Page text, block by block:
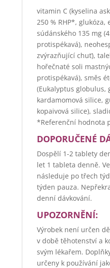
vitamin C (kyselina
250 % RHP*,
súdánského 135 mg
protispékavá),
zvýrazňující chuť),
hořečnaté soli
protispékavá), směs
(Eukalyptus globulus,
kardamomová silice,
kopaivová silice),
*Referenční hodnota
DOPORUČENÉ
Dospělí 1-2 tablety
let 1 tableta denně.
následuje po třech
týden pauza.
denní dávkování.
UPOZORNĚNÍ:
Výrobek není určen
v době těhotenství a
svým lékařem.
určeny k používání